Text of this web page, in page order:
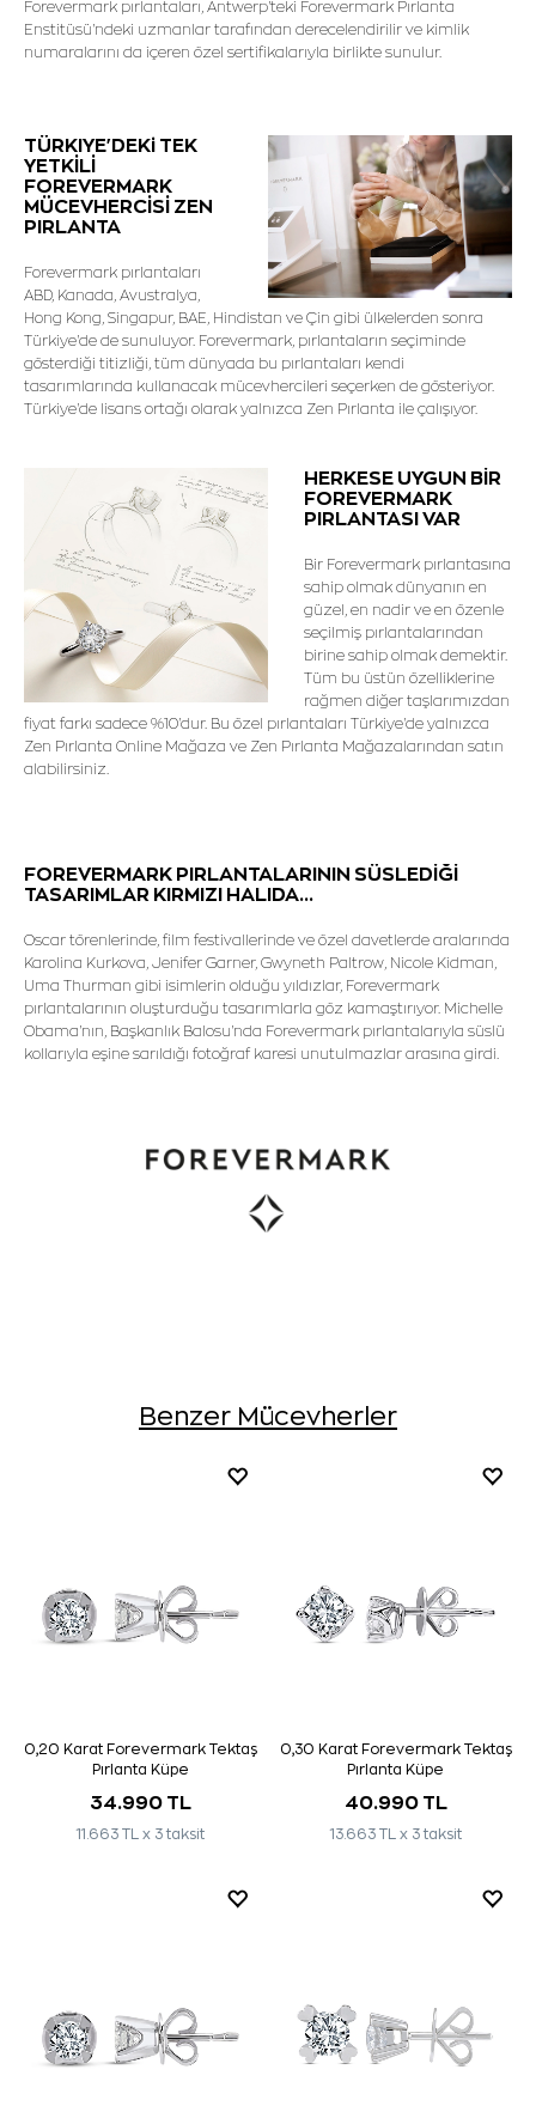
Forevermark pırlantaları, Antwerp'teki Forevermark Pırlanta
Enstitüsü'ndeki uzmanlar tarafından derecelendirilir ve kimlik
numaralarını da içeren özel sertifikalarıyla birlikte sunulur.
TÜRKIYE'DEKi TEK
YETKİLİ
FOREVERMARK
MÜCEVHERCİSİ ZEN
PIRLANTA
Forevermark pırlantaları
ABD, Kanada, Avustralya,
Hong Kong, Singapur, BAE, Hindistan ve Çin gibi ülkelerden sonra
Türkiye'de de sunuluyor. Forevermark, pırlantaların seçiminde
gösterdiği titizliği, tüm dünyada bu pırlantaları kendi
tasarımlarında kullanacak mücevhercileri seçerken de gösteriyor.
Türkiye'de lisans ortağı olarak yalnızca Zen Pırlanta ile çalışıyor.
HERKESE UYGUN BİR
FOREVERMARK
PIRLANTASI VAR
Bir Forevermark pırlantasına
sahip olmak dünyanın en
güzel, en nadir ve en özenle
seçilmiş pırlantalarından
birine sahip olmak demektir.
Tüm bu üstün özelliklerine
rağmen diğer taşlarımızdan
fiyat farkı sadece %10'dur. Bu özel pırlantaları Türkiye'de yalnızca
Zen Pırlanta Online Mağaza ve Zen Pırlanta Mağazalarından satın
alabilirsiniz.
FOREVERMARK PIRLANTALARININ SÜSLEDİĞİ
TASARIMLAR KIRMIZI HALIDA...
Oscar törenlerinde, film festivallerinde ve özel davetlerde aralarında
Karolina Kurkova, Jenifer Garner, Gwyneth Paltrow, Nicole Kidman,
Uma Thurman gibi isimlerin olduğu yıldızlar, Forevermark
pırlantalarının oluşturduğu tasarımlarla göz kamaştırıyor. Michelle
Obama'nın, Başkanlık Balosu'nda Forevermark pırlantalarıyla süslü
kollarıyla eşine sarıldığı fotoğraf karesi unutulmazlar arasına girdi.
Benzer Mücevherler
0,20 Karat Forevermark Tektaş
Pırlanta Küpe
34.990 TL
11.663 TL x 3 taksit
0,30 Karat Forevermark Tektaş
Pırlanta Küpe
40.990 TL
13.663 TL x 3 taksit